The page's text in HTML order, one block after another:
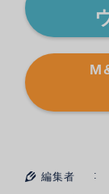
編集者